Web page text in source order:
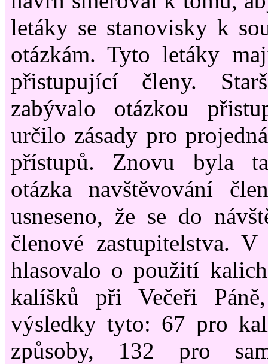
letáky se stanovisky k
otázkám. Tyto letáky
přistupující členy.
zabývalo otázkou
určilo zásady pro
přístupů. Znovu byla
otázka navštěvování
usneseno, že se do
členové zastupitelstva.
hlasovalo o použití
kalíšků při Večeři
výsledky tyto: 67 pro
způsoby, 132 pro